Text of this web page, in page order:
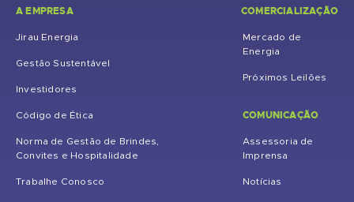
A EMPRESA
Jirau Energia
Gestão Sustentável
Investidores
Código de Ética
Norma de Gestão de Brindes,
Convites e Hospitalidade
Trabalhe Conosco
COMERCIALIZAÇÃO
Mercado de
Energia
Próximos Leilões
COMUNICAÇÃO
Assessoria de
Imprensa
Notícias